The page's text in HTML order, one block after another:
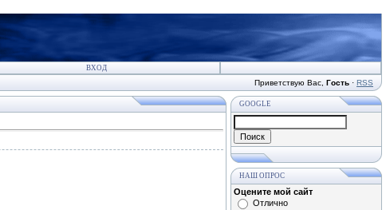
ВХОД
Приветствую Вас Гость · RSS
GOOGLE
НАШ ОПРОС
Оцените мой сайт
Отлично